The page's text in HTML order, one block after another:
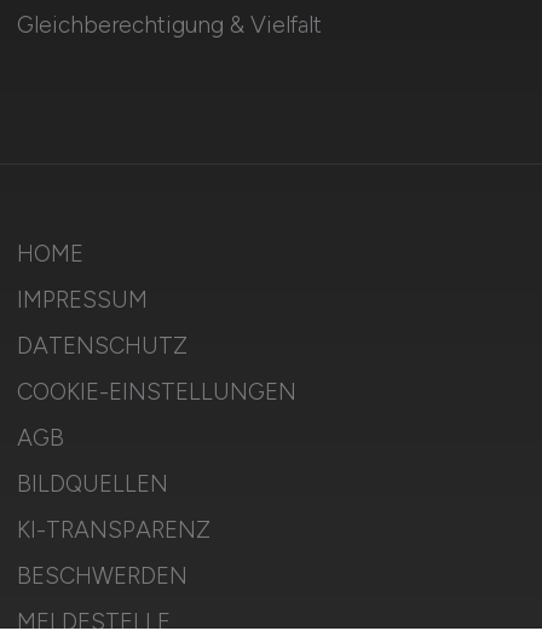
Gleichberechtigung & Vielfalt
HOME
IMPRESSUM
DATENSCHUTZ
COOKIE-EINSTELLUNGEN
AGB
BILDQUELLEN
KI-TRANSPARENZ
BESCHWERDEN
MELDESTELLE